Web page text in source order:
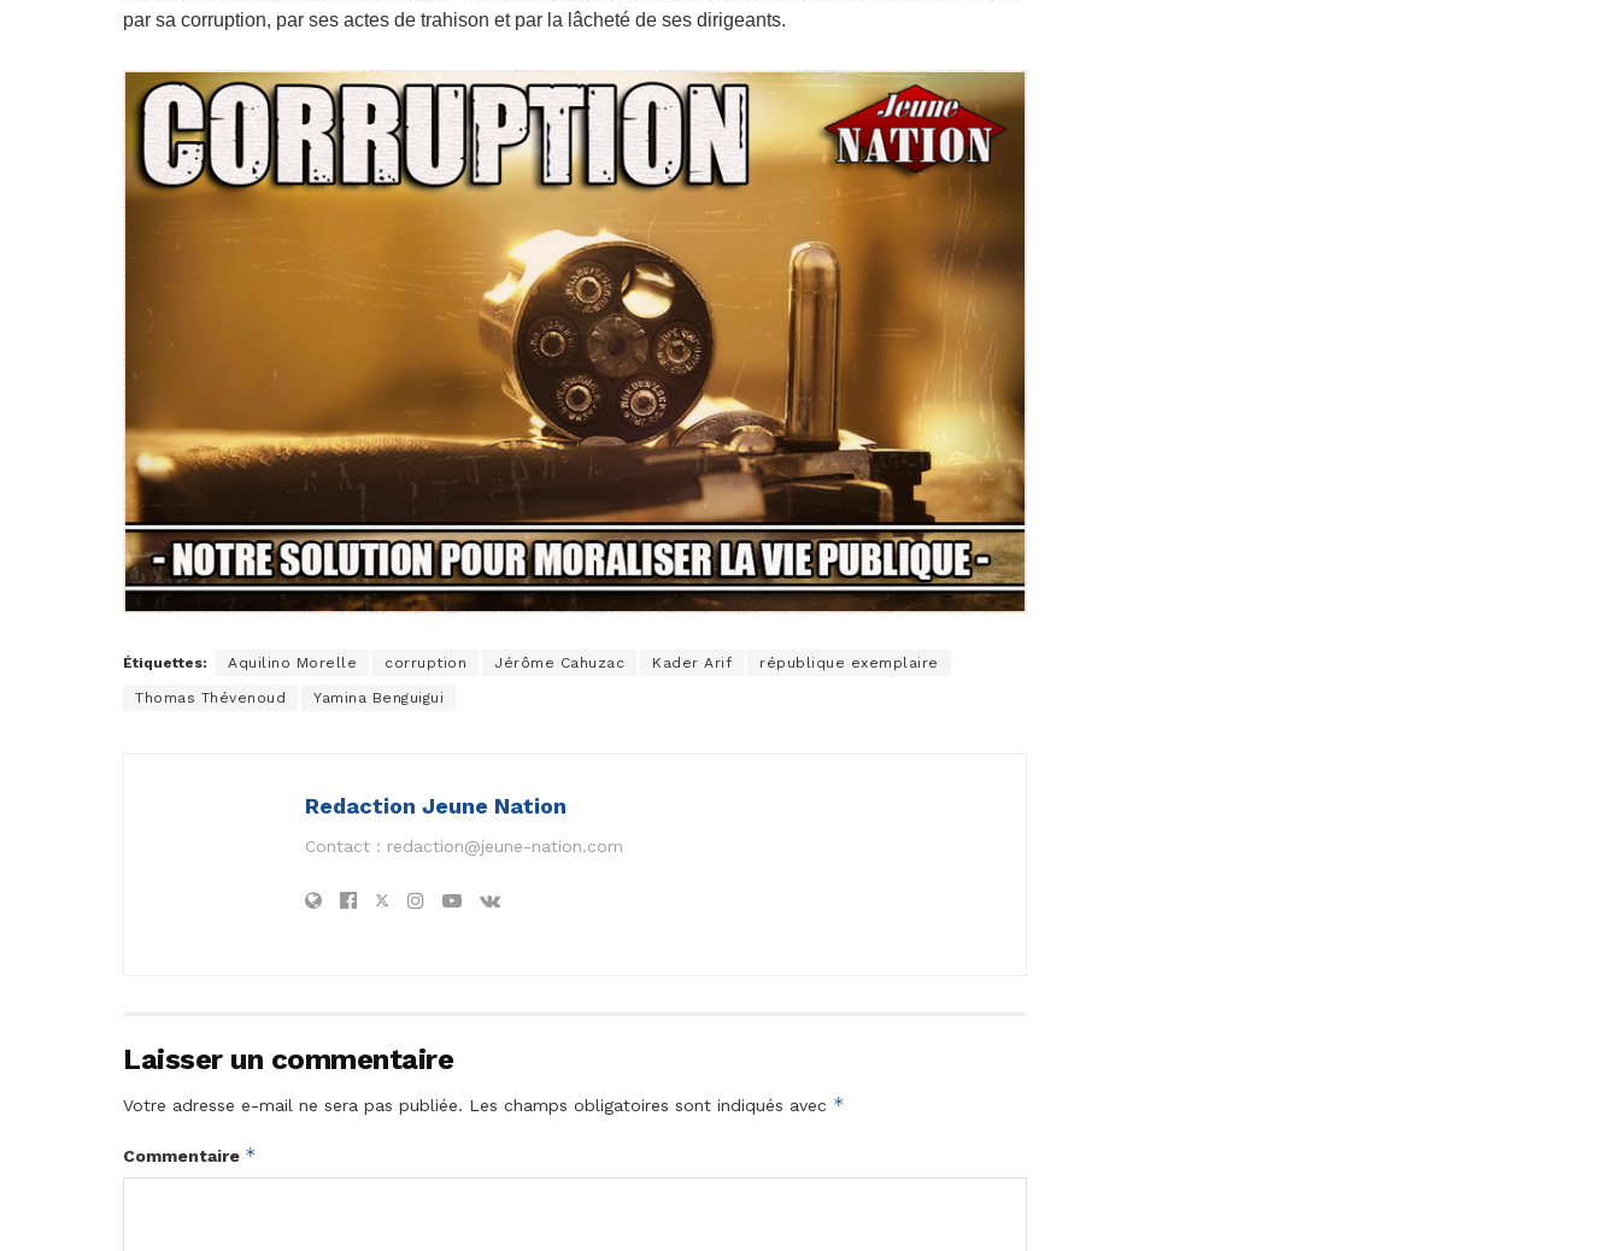
par sa corruption, par ses actes de trahison et par la lâcheté de ses dirigeants.
Étiquettes: Aquilino Morelle corruption Jérôme Cahuzac Kader Arif république exemplaire
Thomas Thévenoud Yamina Benguigui
Redaction Jeune Nation
Contact : redaction@jeune-nation.com
Laisser un commentaire
Votre adresse e-mail ne sera pas publiée. Les champs obligatoires sont indiqués avec *
Commentaire *